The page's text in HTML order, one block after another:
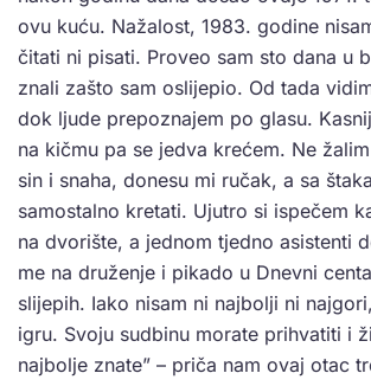
ovu kuću. Nažalost, 1983. godine
čitati ni pisati. Proveo sam sto dana u
znali zašto sam oslijepio. Od tada
dok ljude prepoznajem po glasu.
na kičmu pa se jedva krećem. Ne
sin i snaha, donesu mi ručak, a sa
samostalno kretati. Ujutro si ispečem
na dvorište, a jednom tjedno asistenti
me na druženje i pikado u Dnevni
slijepih. Iako nisam ni najbolji ni
igru. Svoju sudbinu morate prihvatiti i
najbolje znate” – priča nam ovaj otac